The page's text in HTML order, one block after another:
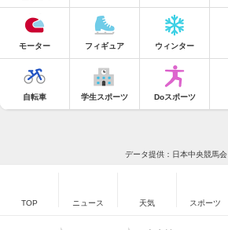
モーター フィギュア ウィンター
自転車 学生スポーツ Doスポーツ
データ提供：日本中央競馬会
TOP ニュース 天気 スポーツ